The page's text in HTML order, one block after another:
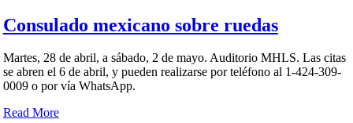
Consulado mexicano sobre ruedas
Martes, 28 de abril, a sábado, 2 de mayo. Auditorio MHLS. Las citas
se abren el 6 de abril, y pueden realizarse por teléfono al 1-424-309-
0009 o por vía WhatsApp.
Read More